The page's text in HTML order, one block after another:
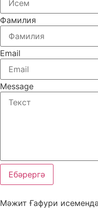
Фамилия
Email
Message
Ебәрергә
Мәжит Ғафури